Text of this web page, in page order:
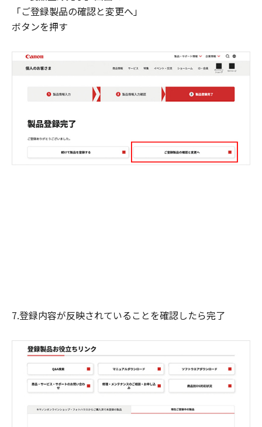
「ご登録製品の確認と変更へ」
ボタンを押す
7.登録内容が反映されていることを確認したら完了